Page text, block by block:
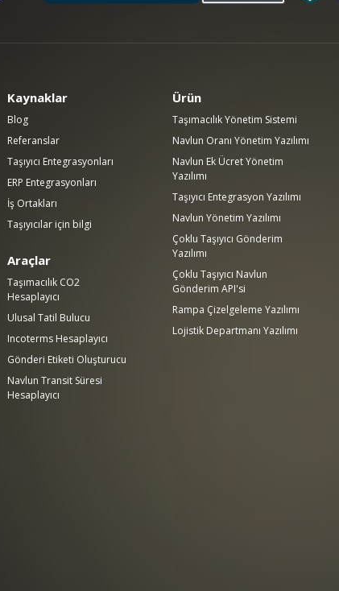
Kaynaklar
Blog
Referanslar
Taşıyıcı Entegrasyonları
ERP Entegrasyonları
İş Ortakları
Taşıyıcılar için bilgi
Araçlar
Taşımacılık CO2
Hesaplayıcı
Ulusal Tatil Bulucu
Incoterms Hesaplayıcı
Gönderi Etiketi Oluşturucu
Navlun Transit Süresi
Hesaplayıcı
Ürün
Taşımacılık Yönetim Sistemi
Navlun Oranı Yönetim Yazılımı
Navlun Ek Ücret Yönetim
Yazılımı
Taşıyıcı Entegrasyon Yazılımı
Navlun Yönetim Yazılımı
Çoklu Taşıyıcı Gönderim
Yazılımı
Çoklu Taşıyıcı Navlun
Gönderim API'si
Rampa Çizelgeleme Yazılımı
Lojistik Departmanı Yazılımı